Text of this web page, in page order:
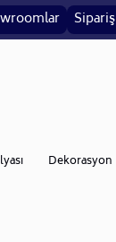
Dekorasyon